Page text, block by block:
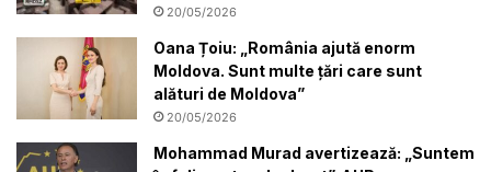
20/05/2026
Oana Țoiu: „România ajută enorm
Moldova. Sunt multe țări care sunt
alături de Moldova”
20/05/2026
Mohammad Murad avertizează: „Suntem